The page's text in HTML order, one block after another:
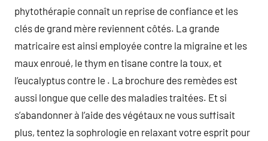
phytothérapie connaît un reprise de confiance et les
clés de grand mère reviennent côtés. La grande
matricaire est ainsi employée contre la migraine et les
maux enroué, le thym en tisane contre la toux, et
l’eucalyptus contre le . La brochure des remèdes est
aussi longue que celle des maladies traitées. Et si
s’abandonner à l’aide des végétaux ne vous suffisait
plus, tentez la sophrologie en relaxant votre esprit pour